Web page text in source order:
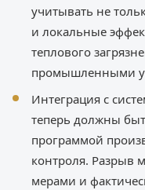
учитывать не
и локальные
теплового
промышленными
Интеграция с
теперь должны
программой
контроля. Разрыв
мерами и